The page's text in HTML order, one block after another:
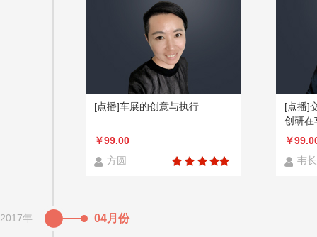
[点播]车展的创意与执行
￥99.00
方圆
[点播]
创研在
￥
韦
2017年 04月份